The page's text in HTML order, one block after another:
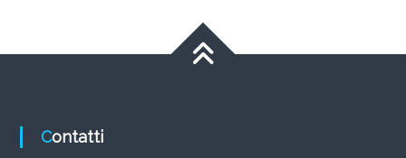
Contatti